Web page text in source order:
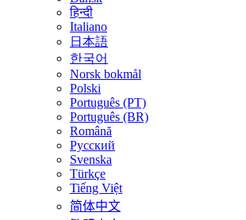
हिन्दी
Italiano
日本語
한국어
Norsk bokmål
Polski
Português (PT)
Português (BR)
Română
Русский
Svenska
Türkçe
Tiếng Việt
简体中文